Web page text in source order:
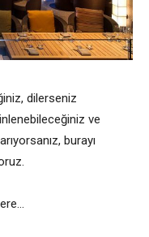
dilerseniz
ve
burayı